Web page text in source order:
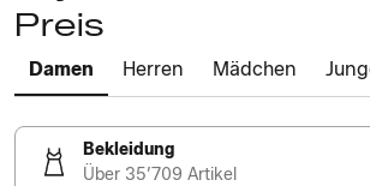
Preis
Damen Herren Mädchen
Bekleidung
Über 35’709 Artikel